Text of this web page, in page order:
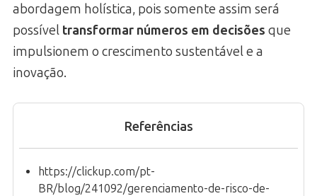
abordagem holística, pois somente assim será
possível transformar números em decisões que
impulsionem o crescimento sustentável e a
inovação.
Referências
https://clickup.com/pt-
BR/blog/241092/gerenciamento-de-risco-de-